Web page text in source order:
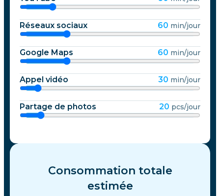
Réseaux sociaux 60 min/jour
Google Maps 60 min/jour
Appel vidéo 30 min/jour
Partage de photos 20 pcs/jour
Consommation totale
estimée